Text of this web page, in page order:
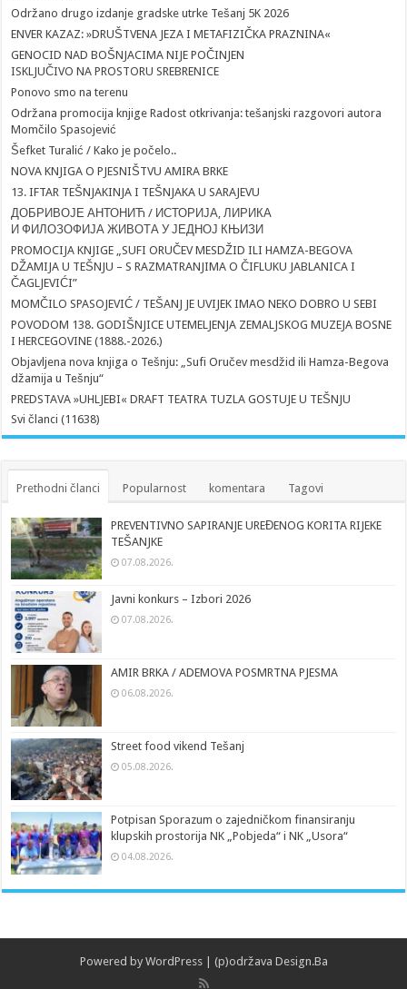
Održano drugo izdanje gradske utrke Tešanj 5K 2026
ENVER KAZAZ: »DRUŠTVENA JEZA I METAFIZIČKA PRAZNINA«
GENOCID NAD BOŠNJACIMA NIJE POČINJEN
ISKLJUČIVO NA PROSTORU SREBRENICE
Ponovo smo na terenu
Održana promocija knjige Radost otkrivanja: tešanjski razgovori autora
Momčilo Spasojević
Šefket Turalić / Kako je počelo..
NOVA KNJIGA O PJESNIŠTVU AMIRA BRKE
13. IFTAR TEŠNJAKINJA I TEŠNJAKA U SARAJEVU
ДОБРИВОЈЕ АНТОНИЋ / ИСТОРИЈА, ЛИРИКА
И ФИЛОЗОФИЈА ЖИВОТА У ЈЕДНОЈ КЊИЗИ
PROMOCIJA KNJIGE „SUFI ORUČEV MESDŽID ILI HAMZA-BEGOVA
DŽAMIJA U TEŠNJU – S RAZMATRANJIMA O ČIFLUKU JABLANICA I
ČAGLJEVIĆI”
MOMČILO SPASOJEVIĆ / TEŠANJ JE UVIJEK IMAO NEKO DOBRO U SEBI
POVODOM 138. GODIŠNJICE UTEMELJENJA ZEMALJSKOG MUZEJA BOSNE
I HERCEGOVINE (1888.-2026.)
Objavljena nova knjiga o Tešnju: „Sufi Oručev mesdžid ili Hamza-Begova
džamija u Tešnju“
PREDSTAVA »UHLJEBI« DRAFT TEATRA TUZLA GOSTUJE U TEŠNJU
Svi članci (11638)
Prethodni članci Popularnost komentara Tagovi
PREVENTIVNO SAPIRANJE UREĐENOG KORITA RIJEKE
TEŠANJKE
07.08.2026.
Javni konkurs – Izbori 2026
07.08.2026.
AMIR BRKA / ADEMOVA POSMRTNA PJESMA
06.08.2026.
Street food vikend Tešanj
05.08.2026.
Potpisan Sporazum o zajedničkom finansiranju
klupskih prostorija NK „Pobjeda“ i NK „Usora“
04.08.2026.
Powered by WordPress| (p)održava Design.Ba